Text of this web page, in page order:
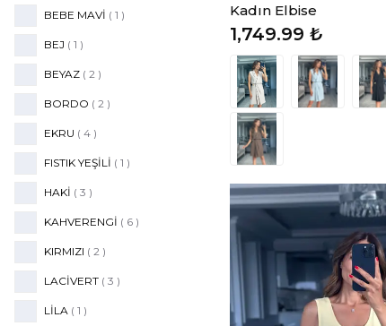
BEBE MAVİ ( 1 )
BEJ ( 1 )
BEYAZ ( 2 )
BORDO ( 2 )
EKRU ( 4 )
FISTIK YEŞİLİ ( 1 )
HAKİ ( 3 )
KAHVERENGİ ( 6 )
KIRMIZI ( 2 )
LACİVERT ( 3 )
LİLA ( 1 )
Kadın Elbise
1,749.99 ₺